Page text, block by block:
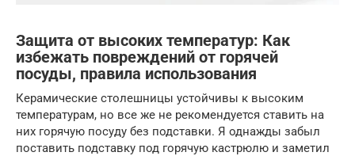
Защита от высоких температур: Как
избежать повреждений от горячей
посуды, правила использования
Керамические столешницы устойчивы к высоким
температурам, но все же не рекомендуется ставить на
них горячую посуду без подставки. Я однажды забыл
поставить подставку под горячую кастрюлю и заметил